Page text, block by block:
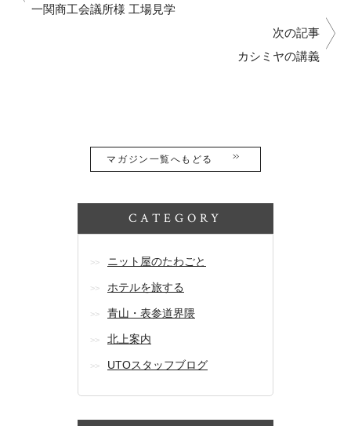
一関商工会議所様 工場見学
次の記事
カシミヤの講義
マガジン一覧へもどる
CATEGORY
ニット屋のたわごと
ホテルを旅する
青山・表参道界隈
北上案内
UTOスタッフブログ